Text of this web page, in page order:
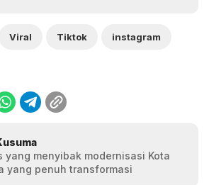
Viral Tiktok instagram
yang menyibak modernisasi Kota
yang penuh transformasi